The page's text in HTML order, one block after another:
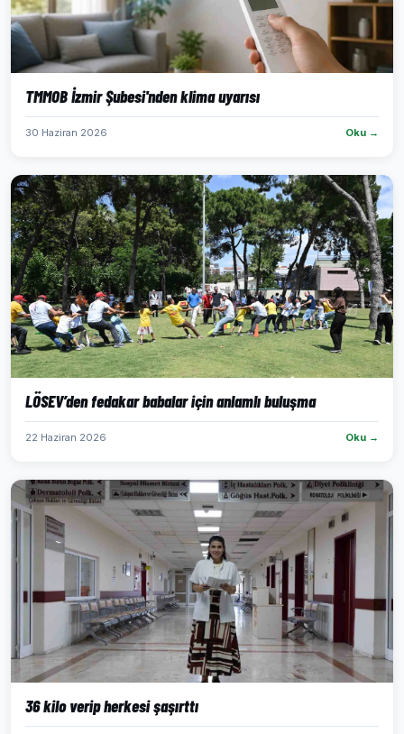
TMMOB İzmir Şubesi'nden klima uyarısı
30 Haziran 2026 Oku →
LÖSEV’den fedakar babalar için anlamlı buluşma
22 Haziran 2026 Oku →
36 kilo verip herkesi şaşırttı